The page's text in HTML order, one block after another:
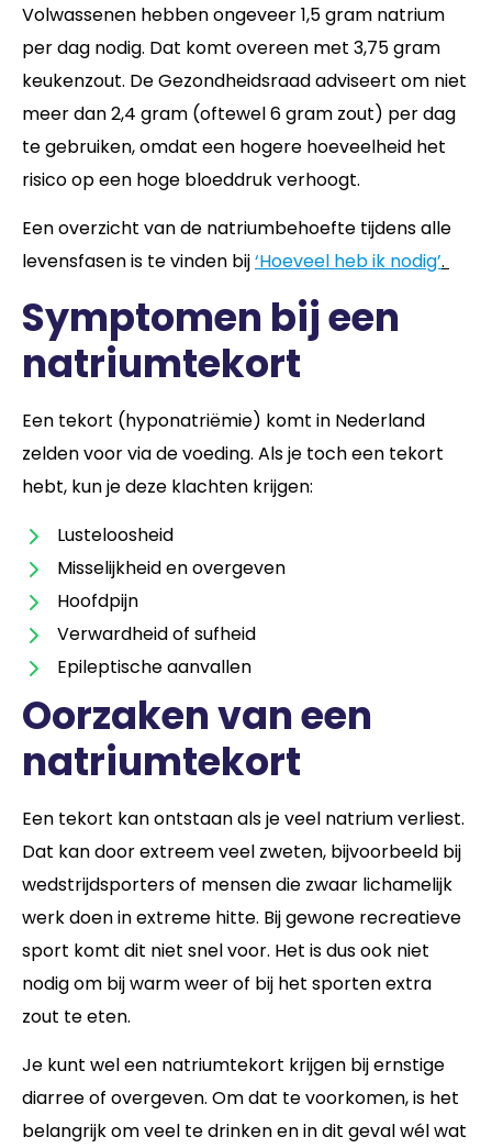
Volwassenen hebben ongeveer 1,5 gram natrium
per dag nodig. Dat komt overeen met 3,75 gram
keukenzout. De Gezondheidsraad adviseert om niet
meer dan 2,4 gram (oftewel 6 gram zout) per dag
te gebruiken, omdat een hogere hoeveelheid het
risico op een hoge bloeddruk verhoogt.
Een overzicht van de natriumbehoefte tijdens alle
levensfasen is te vinden bij‘Hoeveel heb ik nodig’.
Symptomen bij een
natriumtekort
Een tekort (hyponatriëmie) komt in Nederland
zelden voor via de voeding. Als je toch een tekort
hebt, kun je deze klachten krijgen:
Lusteloosheid
Misselijkheid en overgeven
Hoofdpijn
Verwardheid of sufheid
Epileptische aanvallen
Oorzaken van een
natriumtekort
Een tekort kan ontstaan als je veel natrium verliest.
Dat kan door extreem veel zweten, bijvoorbeeld bij
wedstrijdsporters of mensen die zwaar lichamelijk
werk doen in extreme hitte. Bij gewone recreatieve
sport komt dit niet snel voor. Het is dus ook niet
nodig om bij warm weer of bij het sporten extra
zout te eten.
Je kunt wel een natriumtekort krijgen bij ernstige
diarree of overgeven. Om dat te voorkomen, is het
belangrijk om veel te drinken en in dit geval wél wat